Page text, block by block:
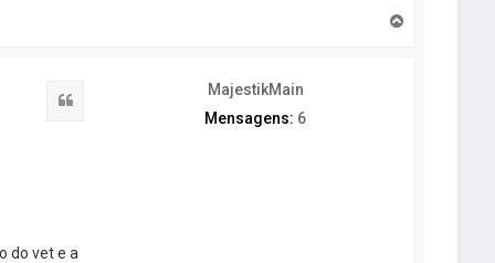
MajestikMain
Mensagens: 6
do vet e a